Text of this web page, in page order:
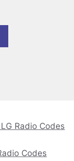
Radio Codes
Codes